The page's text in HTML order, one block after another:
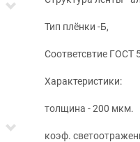
Тип плёнки -Б,
Соответсвтие ГОСТ
Характеристики:
толщина - 200 мкм.
коэф.